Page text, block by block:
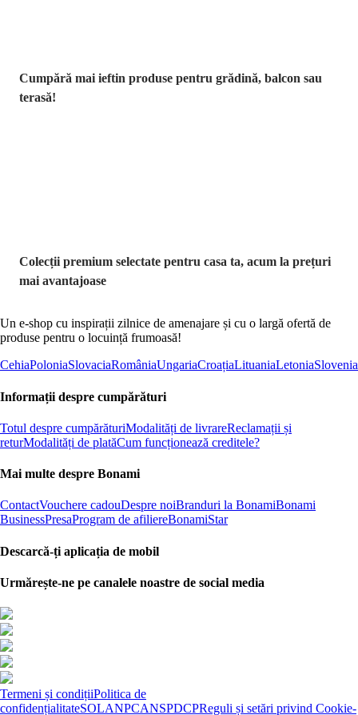
Cumpără mai ieftin produse pentru grădină, balcon sau
terasă!
Colecții premium selectate pentru casa ta, acum la prețuri
mai avantajoase
Un e-shop cu inspirații zilnice de amenajare și cu o largă ofertă de
produse pentru o locuință frumoasă!
CehiaPoloniaSlovaciaRomâniaUngariaCroațiaLituaniaLetoniaSlovenia
Informații despre cumpărături
Totul despre cumpărăturiModalități de livrareReclamații și
returModalități de platăCum funcționează creditele?
Mai multe despre Bonami
ContactVouchere cadouDespre noiBranduri la BonamiBonami
BusinessPresaProgram de afiliereBonamiStar
Descarcă-ți aplicația de mobil
Urmărește-ne pe canalele noastre de social media
Termeni și condițiiPolitica de
confidențialitateSOLANPCANSPDCPReguli și setări privind Cookie-